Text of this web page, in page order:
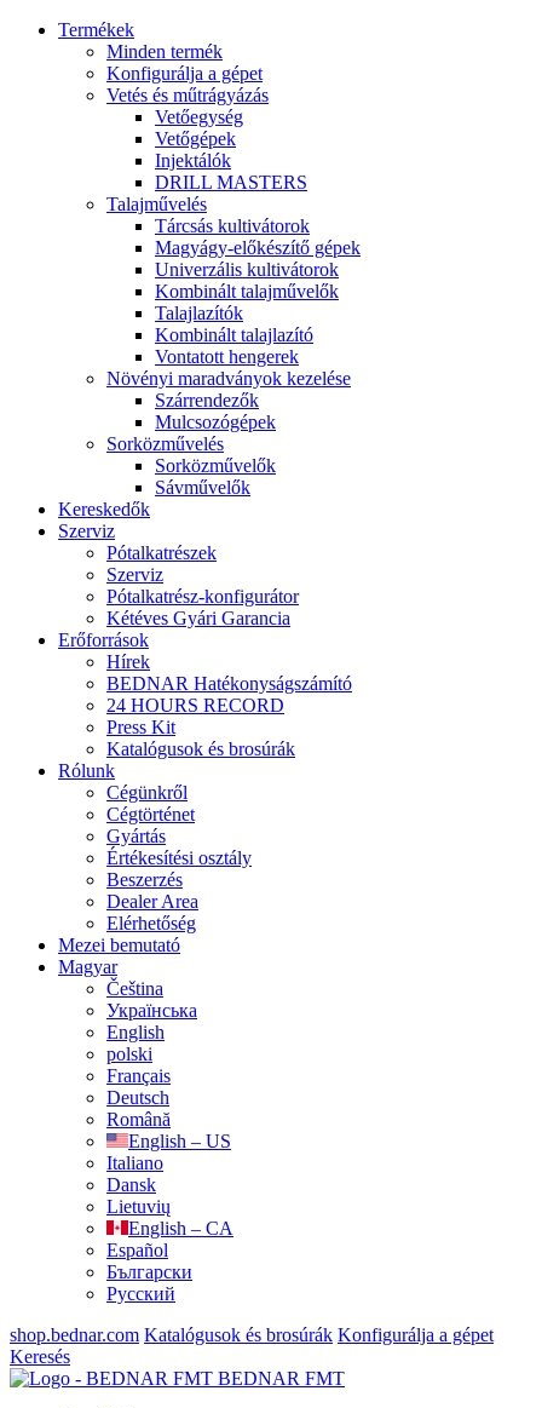
Termékek
Minden termék
Konfigurálja a gépet
Vetés és műtrágyázás
Vetőegység
Vetőgépek
Injektálók
DRILL MASTERS
Talajművelés
Tárcsás kultivátorok
Magyágy-előkészítő gépek
Univerzális kultivátorok
Kombinált talajművelők
Talajlazítók
Kombinált talajlazító
Vontatott hengerek
Növényi maradványok kezelése
Szárrendezők
Mulcsozógépek
Sorközművelés
Sorközművelők
Sávművelők
Kereskedők
Szerviz
Pótalkatrészek
Szerviz
Pótalkatrész-konfigurátor
Kétéves Gyári Garancia
Erőforrások
Hírek
BEDNAR Hatékonyságszámító
24 HOURS RECORD
Press Kit
Katalógusok és brosúrák
Rólunk
Cégünkről
Cégtörténet
Gyártás
Értékesítési osztály
Beszerzés
Dealer Area
Elérhetőség
Mezei bemutató
Magyar
Čeština
Українська
English
polski
Français
Deutsch
Română
English – US
Italiano
Dansk
Lietuvių
English – CA
Español
Български
Русский
shop.bednar.com Katalógusok és brosúrák Konfigurálja a gépet
Keresés
BEDNAR FMT